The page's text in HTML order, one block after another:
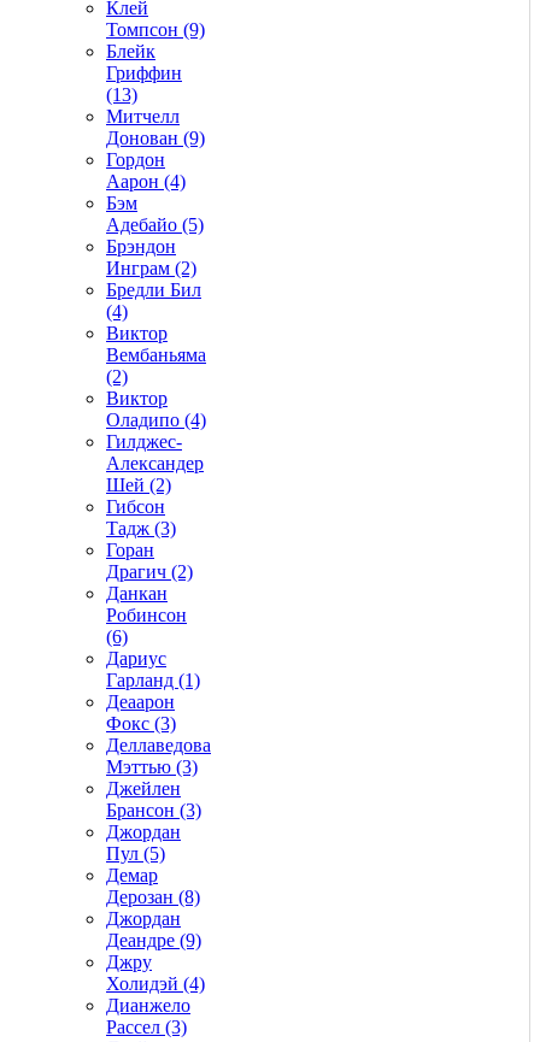
Клей
Томпсон (9)
Блейк
Гриффин
(13)
Митчелл
Донован (9)
Гордон
Аарон (4)
Бэм
Адебайо (5)
Брэндон
Инграм (2)
Бредли Бил
(4)
Виктор
Вембаньяма
(2)
Виктор
Оладипо (4)
Гилджес-
Александер
Шей (2)
Гибсон
Тадж (3)
Горан
Драгич (2)
Данкан
Робинсон
(6)
Дариус
Гарланд (1)
Деаарон
Фокс (3)
Деллаведова
Мэттью (3)
Джейлен
Брансон (3)
Джордан
Пул (5)
Демар
Дерозан (8)
Джордан
Деандре (9)
Джру
Холидэй (4)
Дианжело
Рассел (3)